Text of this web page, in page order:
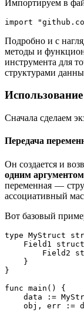
Импортируем в
import
Подробно и с
методы и
инструмента для
структурами
Сначала сделаем
Передача
Он создается и
одним аргументом
переменная —
ассоциативный
Вот базовый
type MyStruct
Field1
    }
}
func main() {
data :=
obj, err